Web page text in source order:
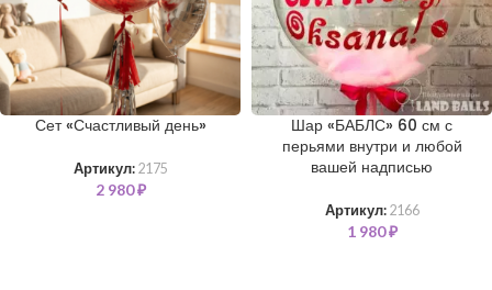
Сет «Счастливый день»
Артикул: 2175
2 980₽
Шар «БАБЛС» 60 см с
перьями внутри и любой
вашей надписью
Артикул: 2166
1 980₽